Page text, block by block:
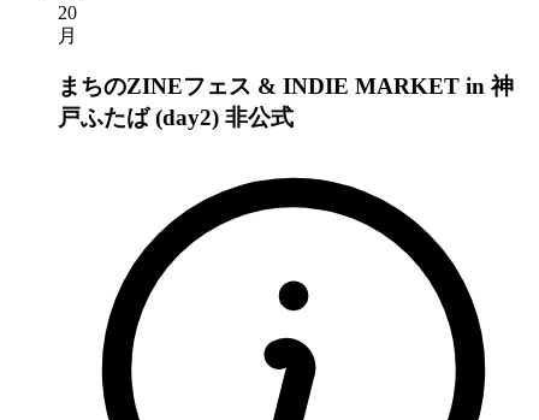
20
月
まちのZINEフェス & INDIE MARKET in 神
戸ふたば (day2) 非公式